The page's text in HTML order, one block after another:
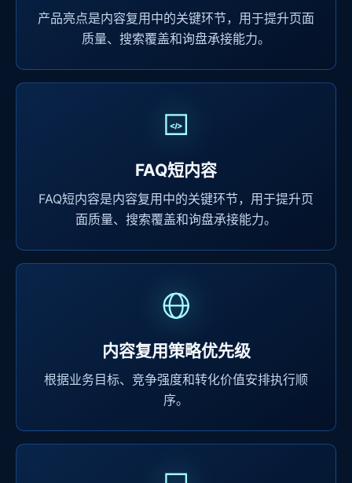
产品亮点是内容复用中的关键环节，用于提升页面
质量、搜索覆盖和询盘承接能力。
FAQ短内容
FAQ短内容是内容复用中的关键环节，用于提升页
面质量、搜索覆盖和询盘承接能力。
内容复用策略优先级
根据业务目标、竞争强度和转化价值安排执行顺
序。